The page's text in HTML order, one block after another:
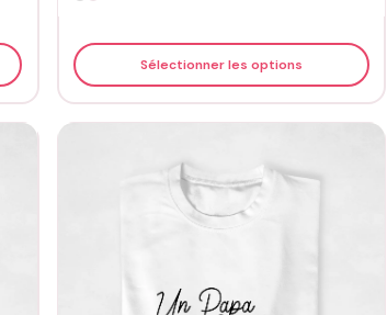
Sélectionner les options